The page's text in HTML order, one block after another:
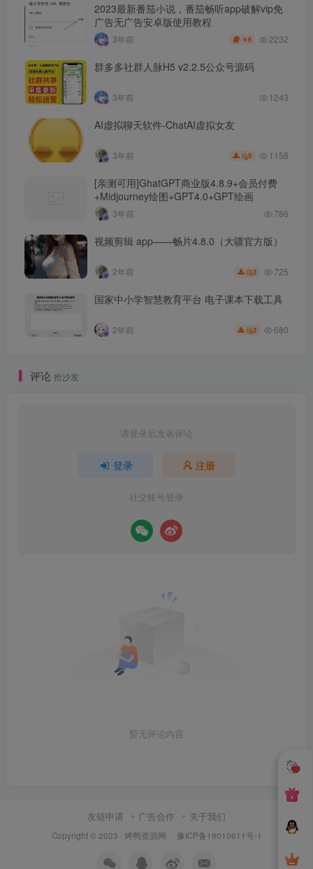
2023最新番茄小说，番茄畅听app破解vip免
广告无广告安卓版使用教程
3年前 ￥6 2232
群多多社群人脉H5 v2.2.5公众号源码
3年前 1243
AI虚拟聊天软件-ChatAI虚拟女友
3年前 5 1158
[亲测可用]GhatGPT商业版4.8.9+会员付费
+Midjourney绘图+GPT4.0+GPT绘画
3年前 786
视频剪辑 app——畅片4.8.0（大疆官方版）
2年前 3 725
国家中小学智慧教育平台 电子课本下载工具
2年前 3 680
评论 抢沙发
请登录后发表评论
登录 注册
社交账号登录
暂无评论内容
友链申请 广告合作 关于我们
Copyright © 2023 · 烤鸭资源网 · 豫ICP备19010611号-1